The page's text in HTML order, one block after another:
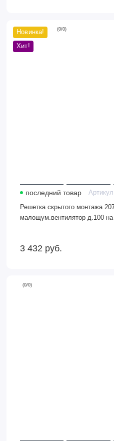
скрытого
монтажа
207*207
Новинка!
Хит!
(0/0)
последний товар
Решетка скрытого монтажа
малощум.вентилятор д.100
3 432 руб.
(0/0)